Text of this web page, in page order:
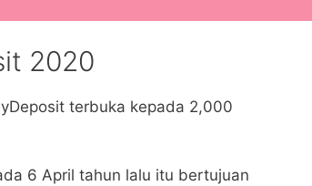
2020
terbuka kepada 2,000
6 April tahun lalu itu bertujuan